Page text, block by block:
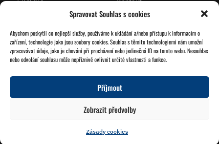
Spravovat Souhlas s cookies
Abychom poskytli co nejlepší služby, používáme k ukládání a/nebo přístupu k informacím o
zařízení, technologie jako jsou soubory cookies. Souhlas s těmito technologiemi nám umožní
zpracovávat údaje, jako je chování při procházení nebo jedinečná ID na tomto webu. Nesouhlas
nebo odvolání souhlasu může nepříznivě ovlivnit určité vlastnosti a funkce.
Příjmout
Zobrazit předvolby
Zásady cookies
Sledujte nás!
Kalendář
O nás
Databáze legionářů
Pro členy
Zásady cookies
Studio DružbaVytvořilMiroslav Tomášek